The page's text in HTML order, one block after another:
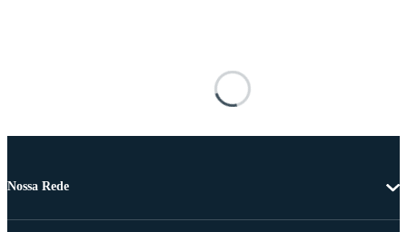
Nossa Rede